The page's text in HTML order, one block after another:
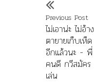
Previous Post
ไม่เอาน่ะ ไม่อ้าง
ตายายเก็บเห็ด
อีกแล้วนะ - พี่
คนดี กวีสมัคร
เล่น